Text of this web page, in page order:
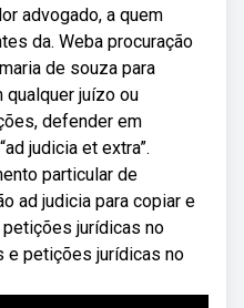
advogado, a quem
da. Weba procuração
de souza para
juízo ou
defender em
judicia et extra”.
particular de
ad judicia para copiar e
jurídicas no
e petições jurídicas no